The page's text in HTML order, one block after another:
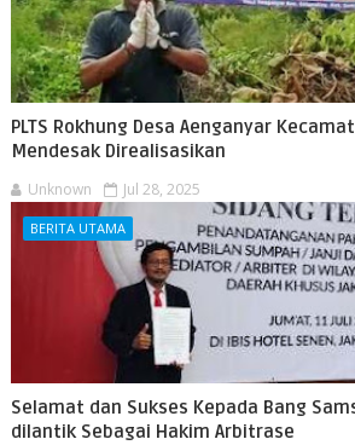
PLTS Rokhung Desa Aenganyar
Mendesak Direalisasikan
Unknown Jul 28, 2025
BERITA UTAMA
Selamat dan Sukses Kepada Bang
dilantik Sebagai Hakim Arbitrase